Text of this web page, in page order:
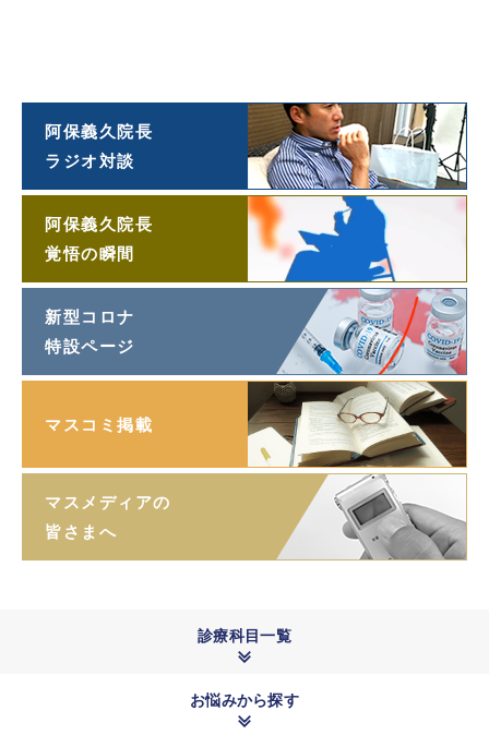
阿保義久院長
ラジオ対談
阿保義久院長
覚悟の瞬間
新型コロナ
特設ページ
マスコミ掲載
マスメディアの
皆さまへ
診療科目一覧
お悩みから探す